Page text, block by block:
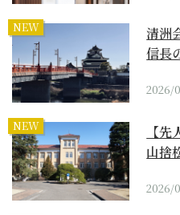
NEW
清洲
信長
2026/
NEW
【
山捨
2026/